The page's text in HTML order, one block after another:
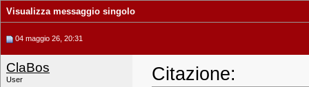
Visualizza messaggio singolo
04 maggio 26, 20:31
ClaBos
User Citazione: